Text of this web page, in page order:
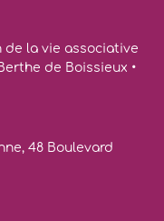
de la vie associative
de Boissieux •
48 Boulevard